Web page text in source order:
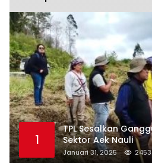
1
TPL Sesalkan
Sektor Aek Nauli
Januari 31, 2025 2453